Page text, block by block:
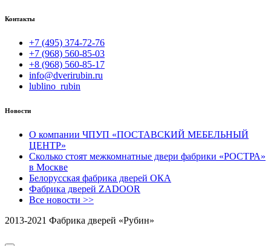
Контакты
+7 (495) 374-72-76
+7 (968) 560-85-03
+8 (968) 560-85-17
info@dverirubin.ru
lublino_rubin
Новости
О компании ЧПУП «ПОСТАВСКИЙ МЕБЕЛЬНЫЙ
ЦЕНТР»
Сколько стоят межкомнатные двери фабрики «РОСТРА»
в Москве
Белорусская фабрика дверей ОКА
Фабрика дверей ZADOOR
Все новости >>
2013-2021 Фабрика дверей «Рубин»